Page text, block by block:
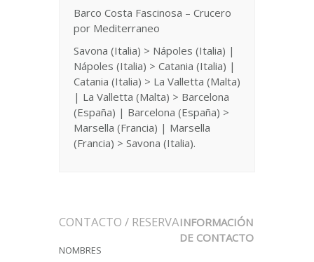
Barco Costa Fascinosa – Crucero
por Mediterraneo
Savona (Italia) > Nápoles (Italia) |
Nápoles (Italia) > Catania (Italia) |
Catania (Italia) > La Valletta (Malta)
| La Valletta (Malta) > Barcelona
(España) | Barcelona (España) >
Marsella (Francia) | Marsella
(Francia) > Savona (Italia).
CONTACTO / RESERVAINFORMACIÓN
DE CONTACTO
NOMBRES